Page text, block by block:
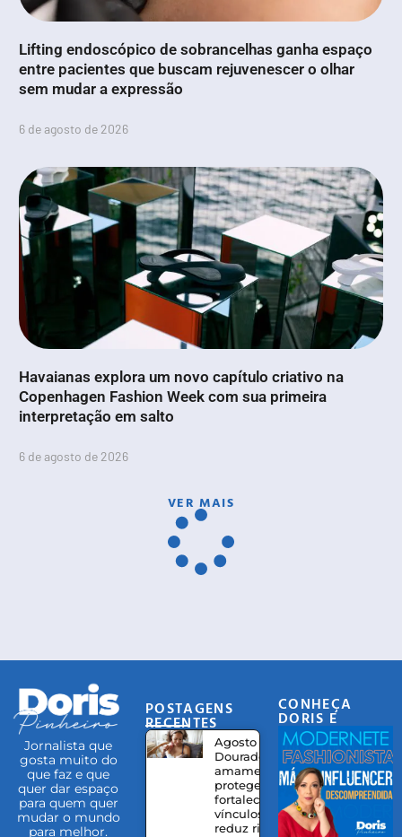
Lifting endoscópico de sobrancelhas ganha espaço
entre pacientes que buscam rejuvenescer o olhar
sem mudar a expressão
6 de agosto de 2026
Havaianas explora um novo capítulo criativo na
Copenhagen Fashion Week com sua primeira
interpretação em salto
6 de agosto de 2026
VER MAIS
Jornalista que
gosta muito do
que faz e que
quer dar espaço
para quem quer
mudar o mundo
para melhor.
POSTAGENS
RECENTES
Agosto
Dourado:
amamentação
protege,
fortalece
vínculos e
reduz riscos à
CONHEÇA
DORIS E
EQUIPE